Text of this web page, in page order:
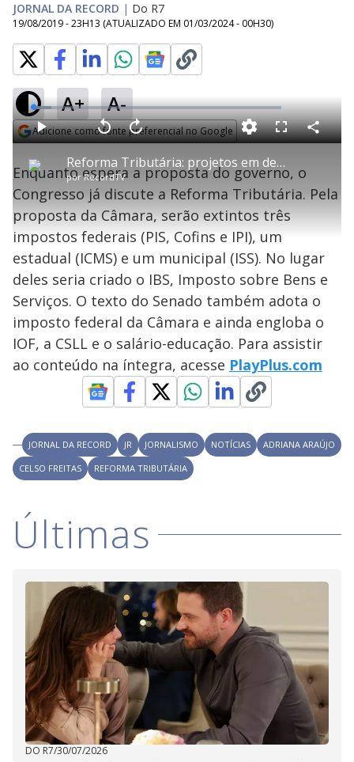
JORNAL DA RECORD | Do R7
19/08/2019 - 23H13 (ATUALIZADO EM 01/03/2024 - 00H30)
A+ A-
Adicione como fonte preferencial no Google
P
l
a
y
V
i
d
e
o
Reforma Tributária: projetos em debate preveem unificação de impostos
porRecordTV
P V
t
a
r
0
e
g
n
d
o
s
A
n
ç
a
1
s
e
u
n
o
s
M
u
d
o
L
o
a
d
e
.
3
1
%
F
l
s
c
r
e
n
C
o
i
Enquanto espera a proposta do governo, o
Congresso já discute a Reforma Tributária. Pela
proposta da Câmara, serão extintos três
impostos federais (PIS, Cofins e IPI), um
estadual (ICMS) e um municipal (ISS). No lugar
deles seria criado o IBS, Imposto sobre Bens e
Serviços. O texto do Senado também adota o
imposto federal da Câmara e ainda engloba o
IOF, a CSLL e o salário-educação. Para assistir
ao conteúdo na íntegra, acesse PlayPlus.com
JORNAL DA RECORD JR JORNALISMO NOTÍCIAS
ADRIANA ARAÚJO
CELSO FREITAS
REFORMA TRIBUTÁRIA
Últimas
DO R7/30/07/2026